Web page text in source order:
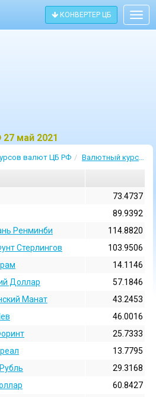
КОНВЕРТЕР ЦБ
май 2021
валют ЦБ РФ Валютный курс 27 Май 2021
73.4737
89.9392
Ренминби
114.8820
Стерлингов
103.9506
14.1146
Доллар
57.1846
Манат
43.2453
46.0016
25.7333
13.7795
29.3168
60.8427